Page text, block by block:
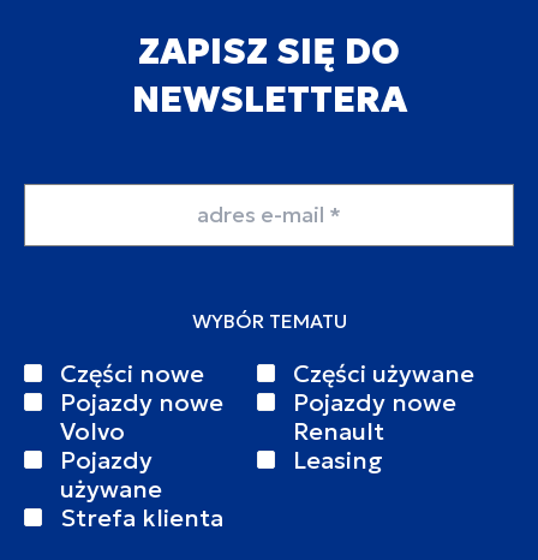
ZAPISZ SIĘ DO
NEWSLETTERA
WYBÓR TEMATU
Części nowe
Części używane
Pojazdy nowe
Volvo
Pojazdy nowe
Renault
Pojazdy
używane
Leasing
Strefa klienta